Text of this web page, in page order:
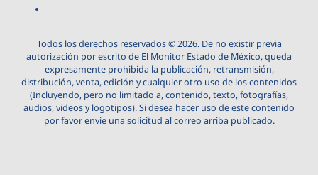
Todos los derechos reservados © 2026. De no existir previa
autorización por escrito de El Monitor Estado de México, queda
expresamente prohibida la publicación, retransmisión,
distribución, venta, edición y cualquier otro uso de los contenidos
(Incluyendo, pero no limitado a, contenido, texto, fotografías,
audios, videos y logotipos). Si desea hacer uso de este contenido
por favor envie una solicitud al correo arriba publicado.